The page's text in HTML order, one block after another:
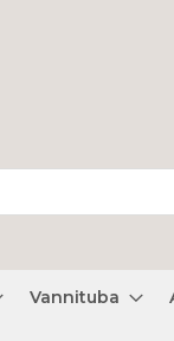
Vannituba